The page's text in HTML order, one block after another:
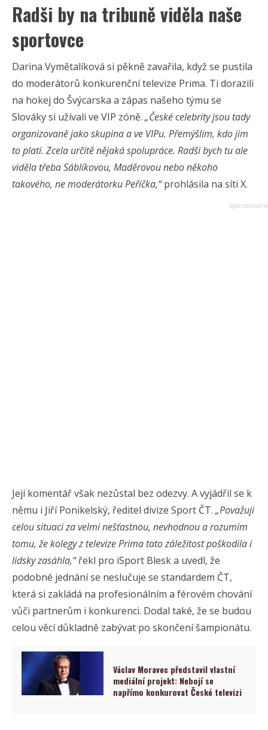
Radši by na tribuně viděla naše
sportovce
Darina Vymětalíková si pěkně zavařila, když se pustila
do moderátorů konkurenční televize Prima. Ti dorazili
na hokej do Švýcarska a zápas našeho týmu se
Slováky si užívali ve VIP zóně. „České celebrity jsou tady
organizovaně jako skupina a ve VIPu. Přemýšlím, kdo jim
to platí. Zcela určitě nějaká spolupráce. Radši bych tu ale
viděla třeba Sáblíkovou, Maděrovou nebo někoho
takového, ne moderátorku Peříčka,“prohlásila na síti X.
Její komentář však nezůstal bez odezvy. A vyjádřil se k
němu i Jiří Ponikelský, ředitel divize Sport ČT. „Považuji
celou situaci za velmi nešťastnou, nevhodnou a rozumím
tomu, že kolegy z televize Prima tato záležitost poškodila i
lidsky zasáhla,“řekl pro iSport Blesk a uvedl, že
podobné jednání se neslučuje se standardem ČT,
která si zakládá na profesionálním a férovém chování
vůči partnerům i konkurenci. Dodal také, že se budou
celou věcí důkladně zabývat po skončení šampionátu.
Václav Moravec představil vlastní
mediální projekt: Nebojí se
napřímo konkurovat České televizi